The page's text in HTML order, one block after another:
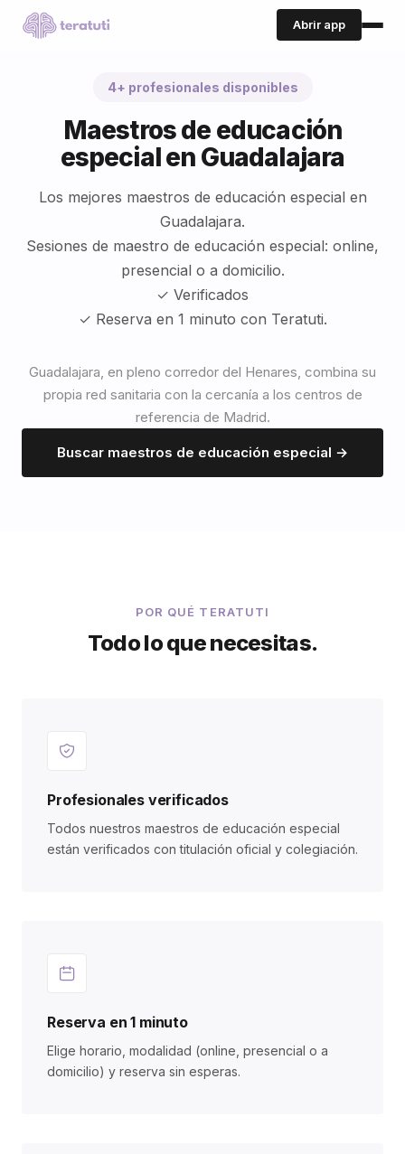
Abrir app
4+ profesionales disponibles
Maestros de educación
especial en Guadalajara
Los mejores maestros de educación especial en
Guadalajara.
Sesiones de maestro de educación especial: online,
presencial o a domicilio.
✓ Verificados
✓ Reserva en 1 minuto con Teratuti.
Guadalajara, en pleno corredor del Henares, combina su
propia red sanitaria con la cercanía a los centros de
referencia de Madrid.
Buscar maestros de educación especial →
POR QUÉ TERATUTI
Todo lo que necesitas.
Profesionales verificados
Todos nuestros maestros de educación especial
están verificados con titulación oficial y colegiación.
Reserva en 1 minuto
Elige horario, modalidad (online, presencial o a
domicilio) y reserva sin esperas.